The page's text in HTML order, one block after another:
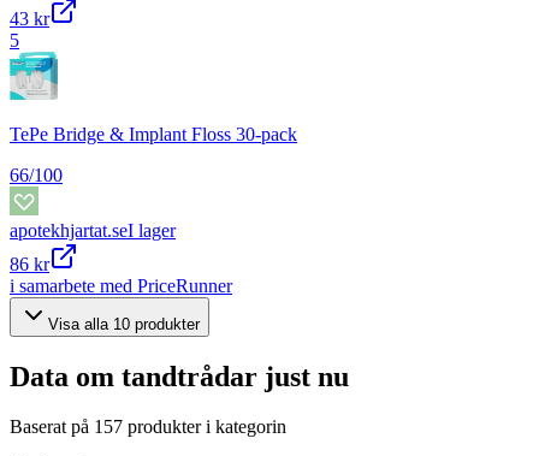
43 kr
5
TePe Bridge & Implant Floss 30-pack
66/100
apotekhjartat.seI lager
86 kr
i samarbete med PriceRunner
Visa alla 10 produkter
Data om tandtrådar just nu
Baserat på 157 produkter i kategorin